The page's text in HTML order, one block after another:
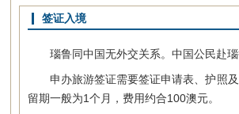
签证入境
瑙鲁同中国无外交关系。中国公民赴瑙
申办旅游签证需要签证申请表、护照及
留期一般为1个月，费用约合100澳元。